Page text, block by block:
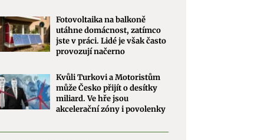
Fotovoltaika na balkoně
utáhne domácnost, zatímco
jste v práci. Lidé je však často
provozují načerno
Kvůli Turkovi a Motoristům
může Česko přijít o desítky
miliard. Ve hře jsou
akcelerační zóny i povolenky